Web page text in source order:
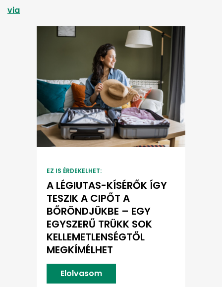
via
EZ IS ÉRDEKELHET:
A LÉGIUTAS-KÍSÉRŐK ÍGY
TESZIK A CIPŐT A
BŐRÖNDJÜKBE – EGY
EGYSZERŰ TRÜKK SOK
KELLEMETLENSÉGTŐL
MEGKÍMÉLHET
Elolvasom